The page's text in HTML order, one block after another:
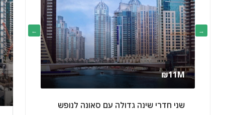
₪11M
שני חדרי שינה גדולה עם סאונה לנופש
/Yearly
שני